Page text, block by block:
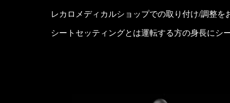
レカロメディカルショップでの取り付け/調整を
シートセッティングとは運転する方の身長にシ